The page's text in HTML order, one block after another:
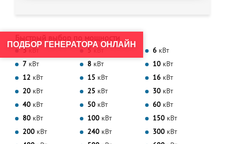
Быстрый выбор по мощности
3 кВт 5 кВт 6 кВт
7 кВт 8 кВт 10 кВт
12 кВт 15 кВт 16 кВт
20 кВт 25 кВт 30 кВт
40 кВт 50 кВт 60 кВт
80 кВт 100 кВт 150 кВт
200 кВт 240 кВт 300 кВт
ПОДБОР ГЕНЕРАТОРА ОНЛАЙН